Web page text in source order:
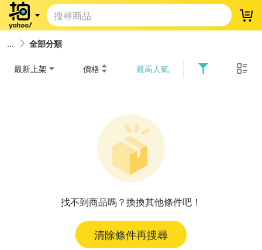
登
全部分類
最新上架 價格 最高人氣
找不到商品嗎？換換其他條件吧！
清除條件再搜尋